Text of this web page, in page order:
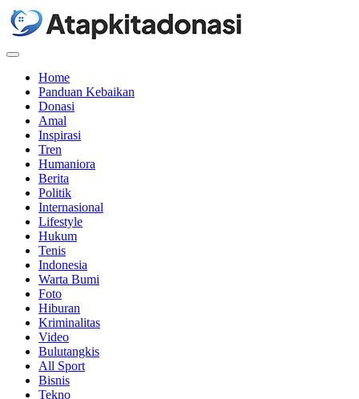
Menu
Home
Panduan Kebaikan
Donasi
Amal
Inspirasi
Tren
Humaniora
Berita
Politik
Internasional
Lifestyle
Hukum
Tenis
Indonesia
Warta Bumi
Foto
Hiburan
Kriminalitas
Video
Bulutangkis
All Sport
Bisnis
Tekno